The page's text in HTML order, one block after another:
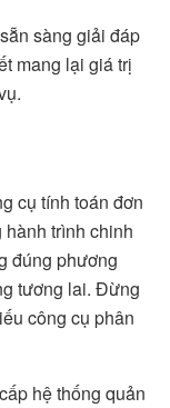
sàng giải đáp
mang lại giá trị
cụ tính toán đơn
trình chinh
đúng phương
tương lai. Đừng
công cụ phân
hệ thống quản